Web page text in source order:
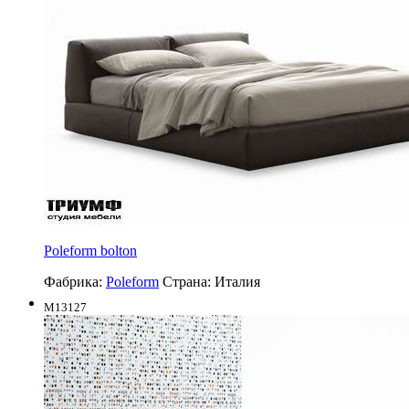
Poleform bolton
Фабрика: Poleform Страна: Италия
M13127